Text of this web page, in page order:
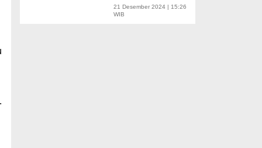
21 Desember 2024 | 15:26
WIB